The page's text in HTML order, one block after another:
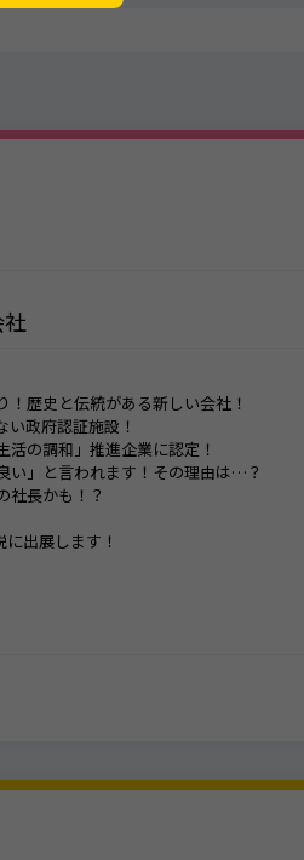
！歴史と伝統がある新しい会社！
い政府認証施設！
活の調和」推進企業に認定！
い」と言われます！その理由は…？
長かも！？
に出展します！